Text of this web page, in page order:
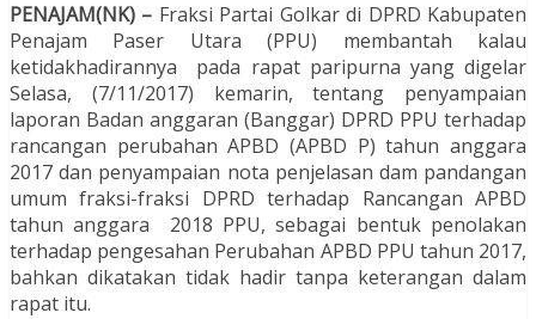
PENAJAM(NK) – Fraksi Partai Golkar di DPRD Kabupaten
Penajam Paser Utara (PPU) membantah kalau
ketidakhadirannya pada rapat paripurna yang digelar
Selasa, (7/11/2017) kemarin, tentang penyampaian
laporan Badan anggaran (Banggar) DPRD PPU terhadap
rancangan perubahan APBD (APBD P) tahun anggara
2017 dan penyampaian nota penjelasan dam pandangan
umum fraksi-fraksi DPRD terhadap Rancangan APBD
tahun anggara 2018 PPU, sebagai bentuk penolakan
terhadap pengesahan Perubahan APBD PPU tahun 2017,
bahkan dikatakan tidak hadir tanpa keterangan dalam
rapat itu.